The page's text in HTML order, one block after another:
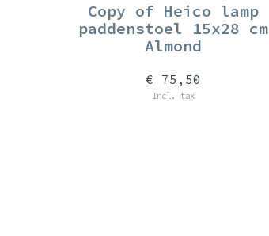
Copy of Heico lamp
paddenstoel 15x28 cm
Almond
€ 75,50
Incl. tax